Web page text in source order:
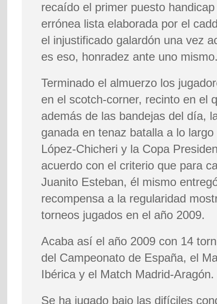
recaído el primer puesto
errónea lista elaborada por el
el injustificado galardón una vez
es eso, honradez ante uno
Terminado el almuerzo los
en el scotch-corner, recinto en el
además de las bandejas del día,
ganada en tenaz batalla a lo
López-Chicheri y la Copa
acuerdo con el criterio que para
Juanito Esteban, él mismo
recompensa a la regularidad
torneos jugados en el año 2009.
Acaba así el año 2009 con 14
del Campeonato de España, el
Ibérica y el Match Madrid-Aragón.
Se ha jugado bajo las difíciles